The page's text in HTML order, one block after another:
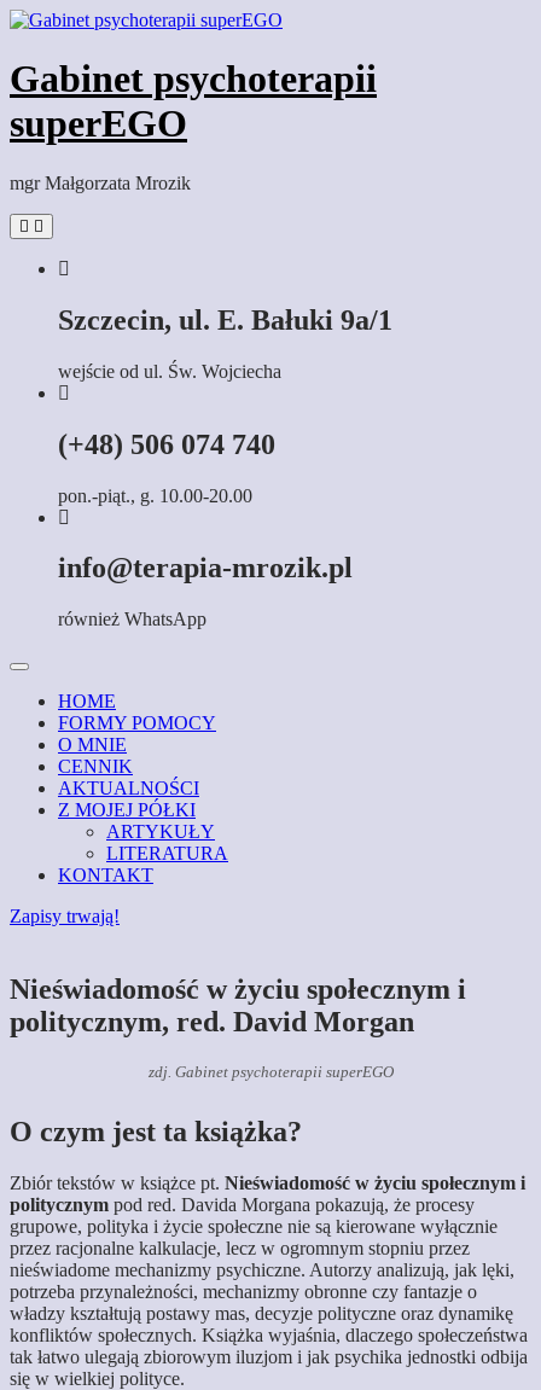
Skip
content
Gabinet psychoterapii
superEGO
mgr Małgorzata Mrozik
Szczecin, ul. E. Bałuki 9a/1
wejście od ul. Św. Wojciecha
(+48) 506 074 740
pon.-piąt., g. 10.00-20.00
info@terapia-mrozik.pl
również WhatsApp
HOME
FORMY POMOCY
O MNIE
CENNIK
AKTUALNOŚCI
Z MOJEJ PÓŁKI
ARTYKUŁY
LITERATURA
KONTAKT
Zapisy trwają!
Nieświadomość w życiu społecznym i
politycznym, red. David Morgan
zdj. Gabinet psychoterapii superEGO
O czym jest ta książka?
​Zbiór tekstów w książce pt. Nieświadomość w życiu społecznym i
politycznym pod red. Davida Morgana pokazują, że procesy
grupowe, polityka i życie społeczne nie są kierowane wyłącznie
przez racjonalne kalkulacje, lecz w ogromnym stopniu przez
nieświadome mechanizmy psychiczne. Autorzy analizują, jak lęki,
potrzeba przynależności, mechanizmy obronne czy fantazje o
władzy kształtują postawy mas, decyzje polityczne oraz dynamikę
konfliktów społecznych. Książka wyjaśnia, dlaczego społeczeństwa
tak łatwo ulegają zbiorowym iluzjom i jak psychika jednostki odbija
się w wielkiej polityce.